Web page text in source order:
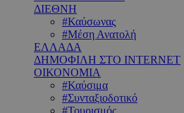
ΔΙΕΘΝΗ
#Καύσωνας
#Μέση Ανατολή
ΕΛΛΑΔΑ
ΔΗΜΟΦΙΛΗ ΣΤΟ INTERNET
ΟΙΚΟΝΟΜΙΑ
#Καύσιμα
#Συνταξιοδοτικό